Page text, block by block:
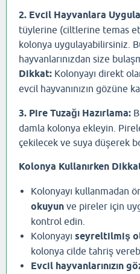
2. Evcil Hayvanlara
tüylerine (ciltlerine temas
kolonya uygulayabilirsiniz.
hayvanlarınızdan size
Dikkat: Kolonyayı direkt
evcil hayvanınızın gözüne
3. Pire Tuzağı Hazırlama:
damla kolonya ekleyin.
çekilecek ve suya düşerek
Kolonya Kullanırken
Kolonyayı kullanmadan
okuyun ve pireler için
kontrol edin.
Kolonyayı seyreltilmiş
kolonya cilde tahriş
Evcil hayvanlarınızın